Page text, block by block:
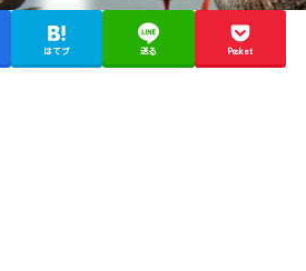
はてブ 送る Pocket